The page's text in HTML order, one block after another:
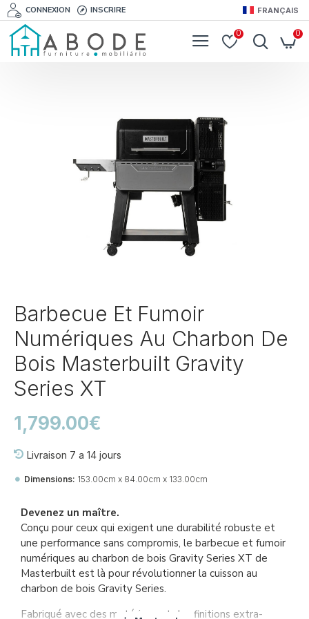
CONNEXION INSCRIRE FRANÇAIS
0 0
Barbecue Et Fumoir
Numériques Au Charbon De
Bois Masterbuilt Gravity
Series XT
Livraison 7 a 14 jours
Dimensions: 153.00cm x 84.00cm x 133.00cm
1,799.00€
Devenez un maître.
Conçu pour ceux qui exigent une durabilité robuste et
une performance sans compromis, le barbecue et fumoir
numériques au charbon de bois Gravity Series XT de
Masterbuilt est là pour révolutionner la cuisson au
charbon de bois Gravity Series.
Fabriqué avec des matériaux et des finitions extra-